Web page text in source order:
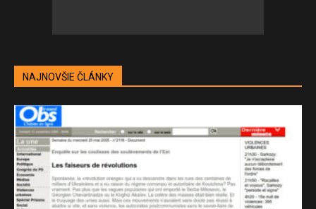
NAJNOVŠIE ČLÁNKY